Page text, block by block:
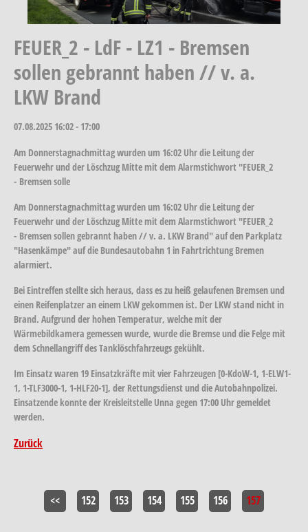
FEUER_2 - LdF - LZ1 - Bremsen
sollen gebrannt haben // v. a.
LKW Brand
07.08.2025 16:02 - 17:00
Am Donnerstagnachmittag wurden um 16:02 Uhr die Leitung der
Feuerwehr und der Löschzug Mitte mit dem Alarmstichwort "FEUER_2
- Bremsen solle
Am Donnerstagnachmittag wurden um 16:02 Uhr die Leitung der
Feuerwehr und der Löschzug Mitte mit dem Alarmstichwort "FEUER_2
- Bremsen sollen gebrannt haben // v. a. LKW Brand" auf den Parkplatz
"Hasenkämpe" auf die Bundesautobahn 1 in Fahrtrichtung Bremen
alarmiert.
Bei Eintreffen stellte sich heraus, dass es zu heiß gelaufenen Bremsen und
einen Reifenplatzer an einem LKW gekommen ist. Der LKW stand nicht in
Brand. Aufgrund der hohen Temperatur, welche mit der
Wärmebildkamera gemessen wurde, wurde die Bremse und die Felge mit
dem Schnellangriff des Tanklöschfahrzeugs gekühlt.
Im Einsatz waren 19 Einsatzkräfte mit vier Fahrzeugen [0-KdoW-1, 1-ELW1-
1, 1-TLF3000-1, 1-HLF20-1], der Rettungsdienst und die Autobahnpolizei.
Einsatzende konnte der Kreisleitstelle Unna gegen 17:00 Uhr gemeldet
werden.
Zurück
<< 152 153 154 155 156 157